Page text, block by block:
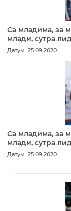
Са младима, за
млади, сутра
Датум: 25.09.2020
Са младима, за
млади, сутра
Датум: 25.09.2020